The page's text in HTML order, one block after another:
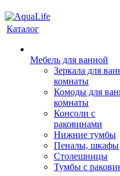
Каталог
Мебель для ванной
Зеркала для
комнаты
Комоды для
комнаты
Консоли с
раковинами
Нижние тумбы
Пеналы, шкафы
Столешницы
Тумбы с